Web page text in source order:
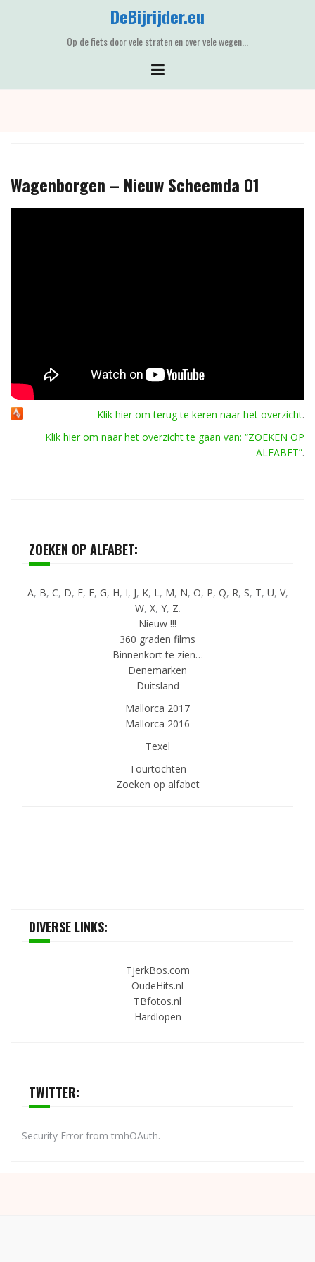
DeBijrijder.eu
Op de fiets door vele straten en over vele wegen...
Wagenborgen – Nieuw Scheemda 01
Klik hier om terug te keren naar het overzicht.
Klik hier om naar het overzicht te gaan van: “ZOEKEN OP
ALFABET”.
ZOEKEN OP ALFABET:
A, B, C, D, E, F, G, H, I, J, K, L, M, N, O, P, Q, R, S, T, U, V,
W, X, Y, Z.
Nieuw !!!
360 graden films
Binnenkort te zien…
Denemarken
Duitsland
Mallorca 2017
Mallorca 2016
Texel
Tourtochten
Zoeken op alfabet
DIVERSE LINKS:
TjerkBos.com
OudeHits.nl
TBfotos.nl
Hardlopen
TWITTER:
Security Error from tmhOAuth.